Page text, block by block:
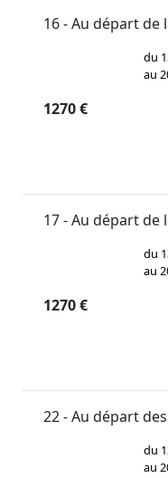
16 - Au départ de
du
au
1270 €
17 - Au départ
du
au
1270 €
22 - Au départ
du
au